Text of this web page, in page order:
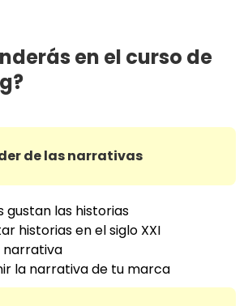
en el curso de
de las narrativas
gustan las historias
historias en el siglo XXI
narrativa
la narrativa de tu marca